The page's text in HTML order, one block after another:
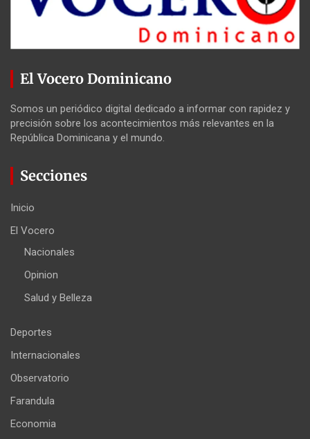
El Vocero Dominicano
Somos un periódico digital dedicado a informar con rapidez y
precisión sobre los acontecimientos más relevantes en la
República Dominicana y el mundo.
Secciones
Inicio
El Vocero
Nacionales
Opinion
Salud y Belleza
Deportes
Internacionales
Observatorio
Farandula
Economia